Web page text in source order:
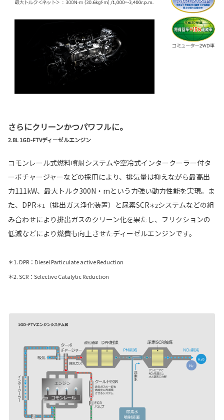
さらにクリーンかつパワフルに。
2.8L 1GD-FTVディーゼルエンジン
コモンレール式燃料噴射システムや空冷式インタークーラー付タ
ーボチャージャーなどの採用により、排気量は抑えながら最高出
力111kW、最大トルク300N・mという力強い動力性能を実現。ま
た、DPR＊1 （排出ガス浄化装置）と尿素SCR＊2システムなどの組
み合わせにより排出ガスのクリーン化を果たし、フリクションの
低減などにより燃費も向上させたディーゼルエンジンです。
＊1. DPR：Diesel Particulate active Reduction
＊2. SCR：Selective Catalytic Reduction